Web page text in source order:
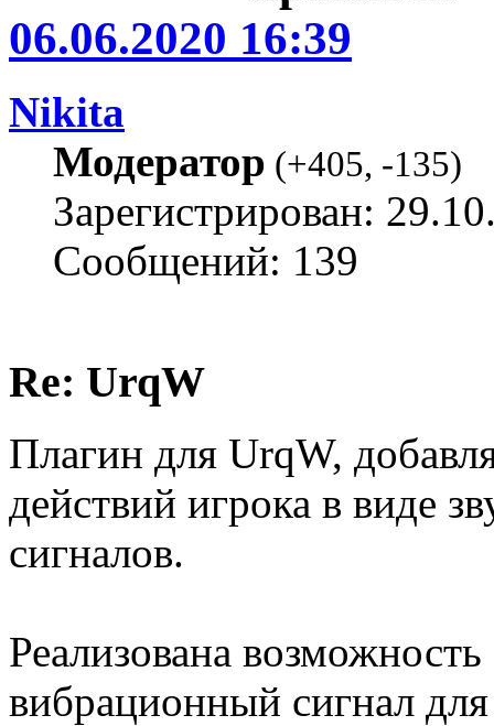
06.06.2020 16:39
Nikita
Модератор (+405, -135)
Зарегистрирован:
Сообщений: 139
Re: UrqW
Плагин для UrqW,
действий игрока в виде
сигналов.
Реализована
вибрационный сигнал